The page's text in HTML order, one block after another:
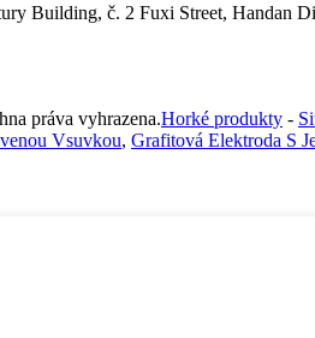
Building, č. 2 Fuxi Street, Handan
práva vyhrazena.Horké produkty -
Vsuvkou, Grafitová Elektroda S